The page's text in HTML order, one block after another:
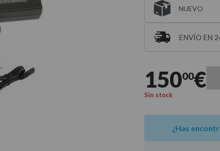
NUEVO
ENVÍO EN
15000€
Sin stock
¿Has